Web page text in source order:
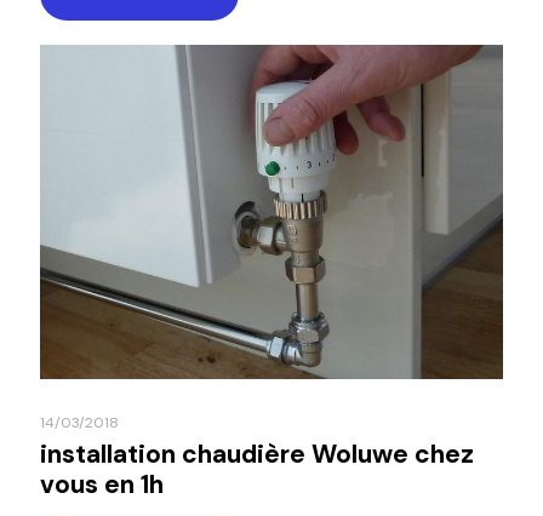
14/03/2018
installation chaudière Woluwe chez
vous en 1h